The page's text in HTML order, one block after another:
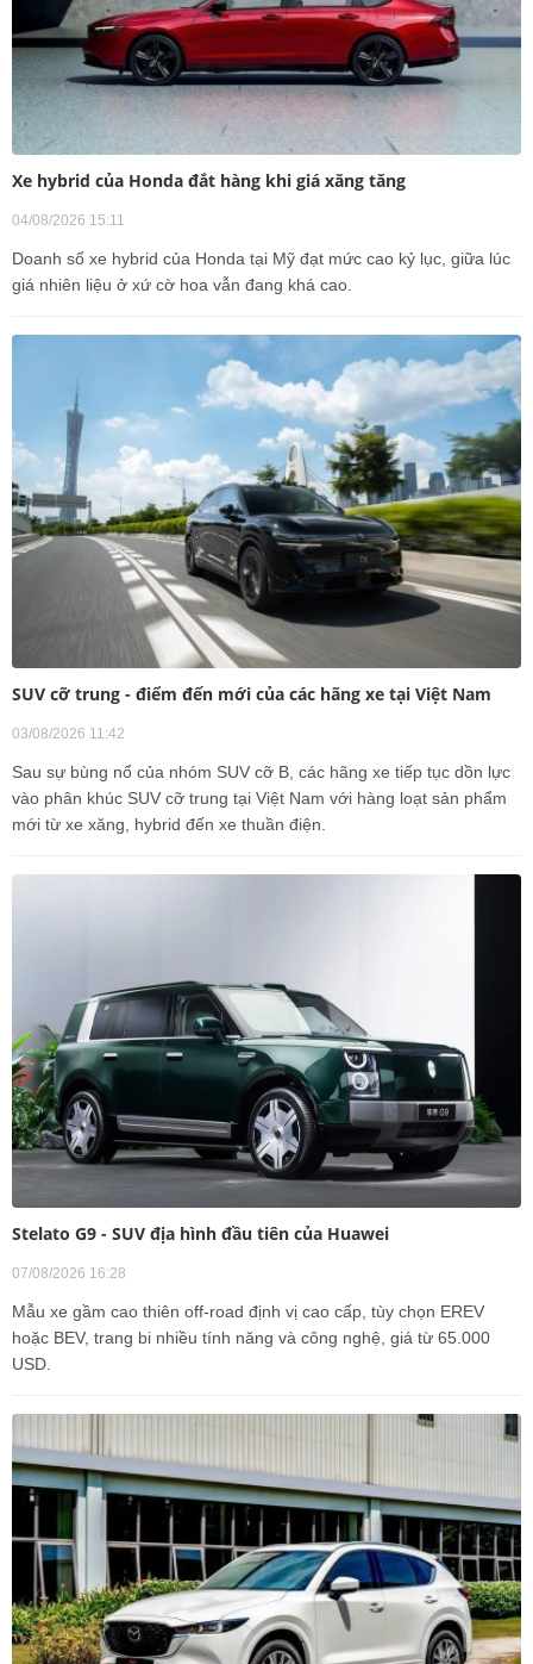
Xe hybrid của Honda đắt hàng khi giá xăng tăng
04/08/2026 15:11
Doanh số xe hybrid của Honda tại Mỹ đạt mức cao kỷ lục, giữa lúc
giá nhiên liệu ở xứ cờ hoa vẫn đang khá cao.
SUV cỡ trung - điểm đến mới của các hãng xe tại Việt Nam
03/08/2026 11:42
Sau sự bùng nổ của nhóm SUV cỡ B, các hãng xe tiếp tục dồn lực
vào phân khúc SUV cỡ trung tại Việt Nam với hàng loạt sản phẩm
mới từ xe xăng, hybrid đến xe thuần điện.
Stelato G9 - SUV địa hình đầu tiên của Huawei
07/08/2026 16:28
Mẫu xe gầm cao thiên off-road định vị cao cấp, tùy chọn EREV
hoặc BEV, trang bi nhiều tính năng và công nghệ, giá từ 65.000
USD.